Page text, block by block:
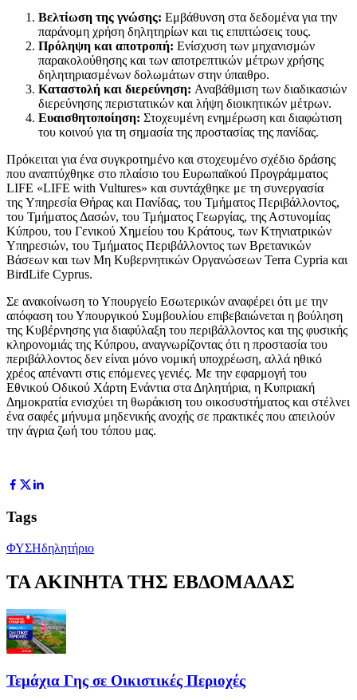
Βελτίωση της γνώσης: Εμβάθυνση στα δεδομένα για την
παράνομη χρήση δηλητηρίων και τις επιπτώσεις τους.
Πρόληψη και αποτροπή: Ενίσχυση των μηχανισμών
παρακολούθησης και των αποτρεπτικών μέτρων χρήσης
δηλητηριασμένων δολωμάτων στην ύπαιθρο.
Καταστολή και διερεύνηση: Αναβάθμιση των διαδικασιών
διερεύνησης περιστατικών και λήψη διοικητικών μέτρων.
Ευαισθητοποίηση: Στοχευμένη ενημέρωση και διαφώτιση
του κοινού για τη σημασία της προστασίας της πανίδας.
Πρόκειται για ένα συγκροτημένο και στοχευμένο σχέδιο δράσης
που αναπτύχθηκε στο πλαίσιο του Ευρωπαϊκού Προγράμματος
LIFE «LIFE with Vultures» και συντάχθηκε με τη συνεργασία
της Υπηρεσία Θήρας και Πανίδας, του Τμήματος Περιβάλλοντος,
του Τμήματος Δασών, του Τμήματος Γεωργίας, της Αστυνομίας
Κύπρου, του Γενικού Χημείου του Κράτους, των Κτηνιατρικών
Υπηρεσιών, του Τμήματος Περιβάλλοντος των Βρετανικών
Βάσεων και των Μη Κυβερνητικών Οργανώσεων Terra Cypria και
BirdLife Cyprus.
Σε ανακοίνωση το Υπουργείο Εσωτερικών αναφέρει ότι με την
απόφαση του Υπουργικού Συμβουλίου επιβεβαιώνεται η βούληση
της Κυβέρνησης για διαφύλαξη του περιβάλλοντος και της φυσικής
κληρονομιάς της Κύπρου, αναγνωρίζοντας ότι η προστασία του
περιβάλλοντος δεν είναι μόνο νομική υποχρέωση, αλλά ηθικό
χρέος απέναντι στις επόμενες γενιές. Με την εφαρμογή του
Εθνικού Οδικού Χάρτη Ενάντια στα Δηλητήρια, η Κυπριακή
Δημοκρατία ενισχύει τη θωράκιση του οικοσυστήματος και στέλνει
ένα σαφές μήνυμα μηδενικής ανοχής σε πρακτικές που απειλούν
την άγρια ζωή του τόπου μας.
Tags
ΦΥΣΗδηλητήριο
ΤΑ ΑΚΙΝΗΤΑ ΤΗΣ ΕΒΔΟΜΑΔΑΣ
Τεμάχια Γης σε Οικιστικές Περιοχές